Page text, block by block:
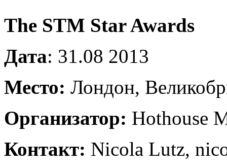
The STM Star Awards
Дата: 31.08 2013
Место: Лондон,
Организатор: Hothouse
Контакт: Nicola Lutz,